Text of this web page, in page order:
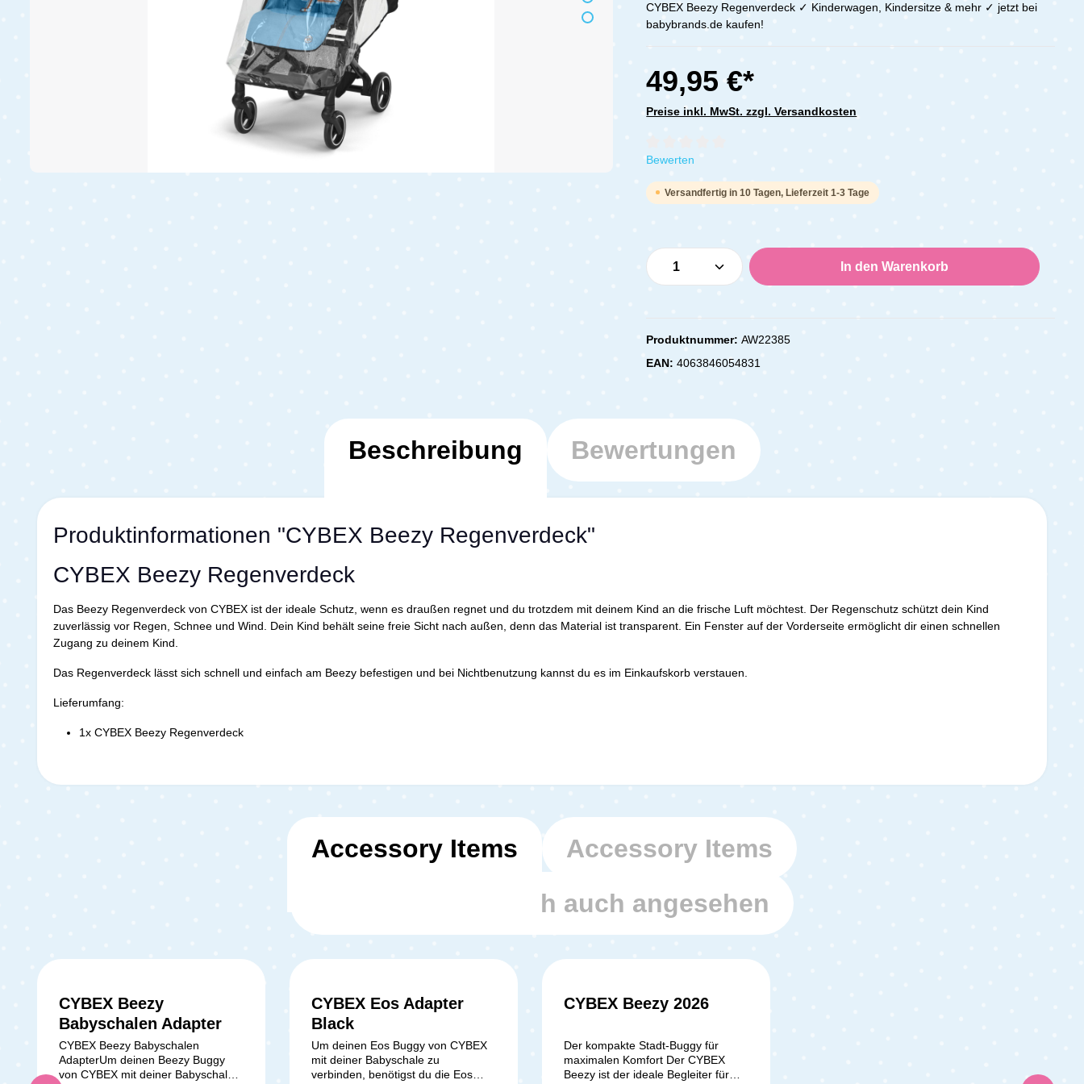
CYBEX Beezy Regenverdeck ✓ Kinderwagen, Kindersitze & mehr ✓ jetzt bei
babybrands.de kaufen!
49,95 €*
Preise inkl. MwSt. zzgl. Versandkosten
Durchschnittliche Bewertung von 0 von 5 Sternen
Bewerten
Versandfertig in 10 Tagen, Lieferzeit 1-3 Tage
Produkt Anzahl: Gib den gewünschten Wert ein
In den Warenkorb
Produktnummer:AW22385
EAN:4063846054831
Beschreibung Bewertungen
Produktinformationen "CYBEX Beezy Regenverdeck"
CYBEX Beezy Regenverdeck
Das Beezy Regenverdeck von CYBEX ist der ideale Schutz, wenn es draußen regnet und du trotzdem mit deinem Kind an die frische Luft möchtest. Der Regenschutz schützt dein Kind
zuverlässig vor Regen, Schnee und Wind. Dein Kind behält seine freie Sicht nach außen, denn das Material ist transparent. Ein Fenster auf der Vorderseite ermöglicht dir einen schnellen
Zugang zu deinem Kind.
Das Regenverdeck lässt sich schnell und einfach am Beezy befestigen und bei Nichtbenutzung kannst du es im Einkaufskorb verstauen.
Lieferumfang:
1x CYBEX Beezy Regenverdeck
Accessory Items
Accessory Items
Kunden haben sich auch angesehen
CYBEX Beezy
Babyschalen Adapter
CYBEX Beezy Babyschalen
AdapterUm deinen Beezy Buggy
von CYBEX mit deiner Babyschale
CYBEX Eos Adapter
Black
Um deinen Eos Buggy von CYBEX
mit deiner Babyschale zu
verbinden, benötigst du die Eos
CYBEX Beezy 2026
Der kompakte Stadt-Buggy für
maximalen Komfort Der CYBEX
Beezy ist der ideale Begleiter für